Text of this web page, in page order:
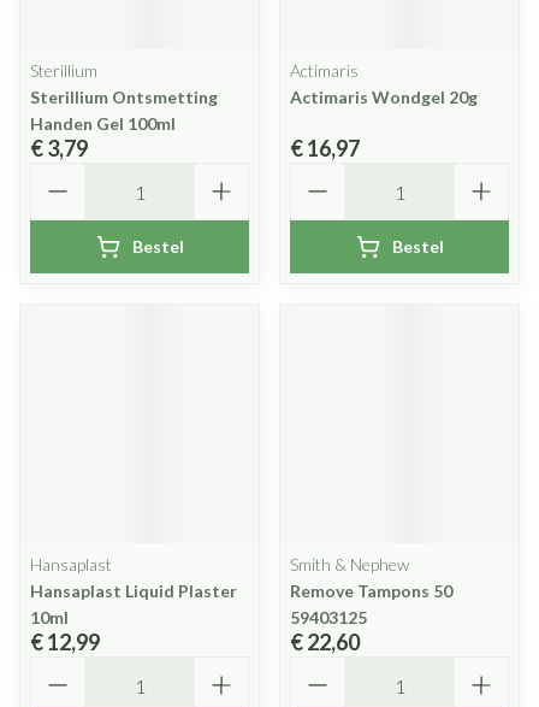
Sterillium
Sterillium Ontsmetting
Handen Gel 100ml
€ 3,79
Bestel
Actimaris
Actimaris Wondgel 20g
€ 16,97
Bestel
Hansaplast
Hansaplast Liquid Plaster
10ml
€ 12,99
Smith & Nephew
Remove Tampons 50
59403125
€ 22,60